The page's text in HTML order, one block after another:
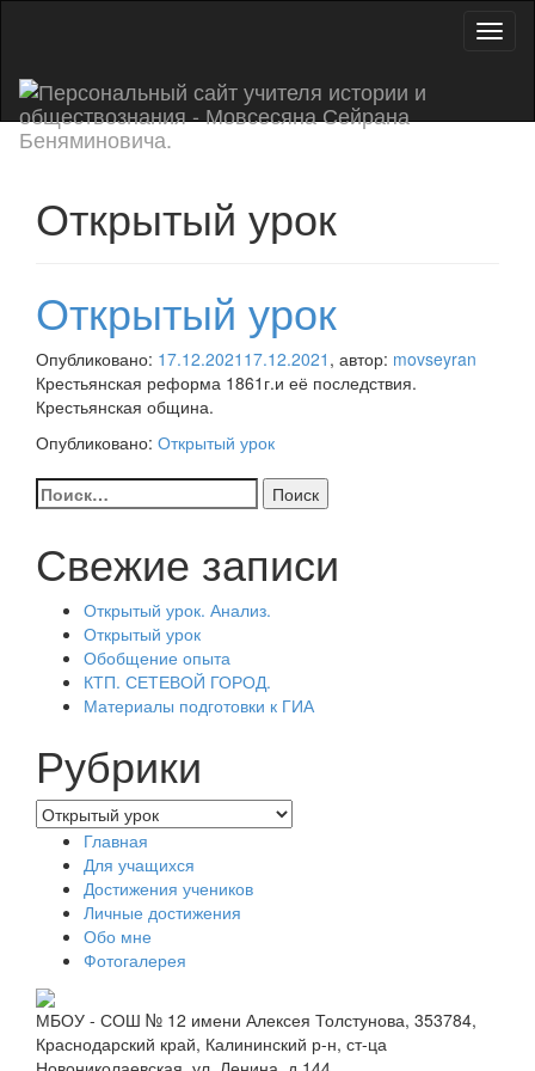
Открытый урок
Открытый урок
Опубликовано: 17.12.2021 17.12.2021 , автор: movseyran
Крестьянская реформа 1861г.и её последствия.
Крестьянская община.
Опубликовано: Открытый урок
Навигация
по
записям
Найти:
Свежие записи
Открытый урок. Анализ.
Открытый урок
Обобщение опыта
КТП. СЕТЕВОЙ ГОРОД.
Материалы подготовки к ГИА
Рубрики
Рубрики
Главная
Для учащихся
Достижения учеников
Личные достижения
Обо мне
Фотогалерея
МБОУ - СОШ № 12 имени Алексея Толстунова, 353784,
Краснодарский край, Калининский р-н, ст-ца